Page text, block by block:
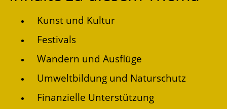
Kunst und Kultur
Festivals
Wandern und Ausflüge
Umweltbildung und Naturschutz
Finanzielle Unterstützung